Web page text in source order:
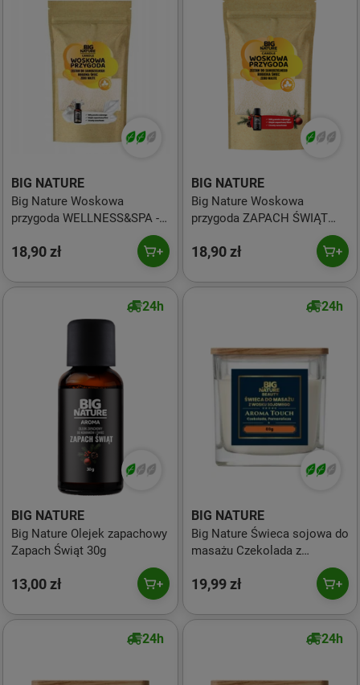
BIG NATURE
Big Nature Woskowa
przygoda WELLNESS&SPA -
zestaw do robienia świec
515g
18,90 zł
BIG NATURE
Big Nature Woskowa
przygoda ZAPACH ŚWIĄT
18,90 zł
24h
BIG NATURE
Big Nature Olejek zapachowy
Zapach Świąt 30g
13,00 zł
24h
BIG NATURE
Big Nature Świeca sojowa do
masażu Czekolada z
19,99 zł
24h 24h